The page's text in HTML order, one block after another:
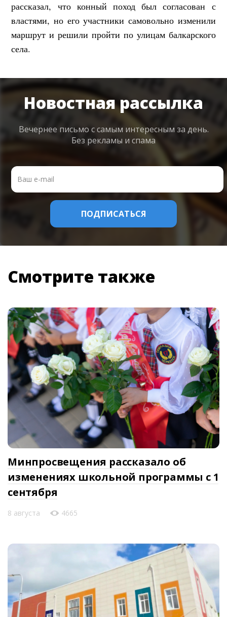
рассказал, что конный поход был согласован с
властями, но его участники самовольно изменили
маршрут и решили пройти по улицам балкарского
села.
Новостная рассылка
Вечернее письмо с самым интересным за день.
Без рекламы и спама
Смотрите также
Минпросвещения рассказало об
изменениях школьной программы с 1
сентября
8 августа 4665